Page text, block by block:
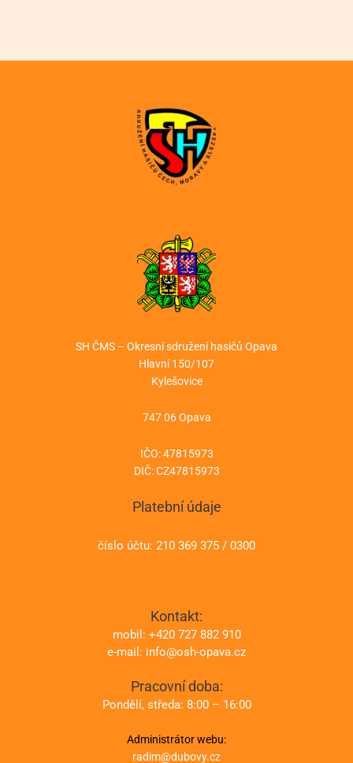
SH ČMS – Okresní sdružení hasičů Opava
Hlavní 150/107
Kylešovice
747 06 Opava
IČO: 47815973
DIČ: CZ47815973
Platební údaje
číslo účtu: 210 369 375 / 0300
Kontakt:
mobil: +420 727 882 910
e-mail: info@osh-opava.cz
Pracovní doba:
Pondělí, středa: 8:00 – 16:00
Administrátor webu:
radim@dubovy.cz